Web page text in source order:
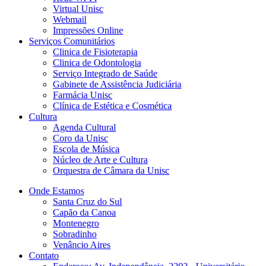
Virtual Unisc
Webmail
Impressões Online
Serviços Comunitários
Clinica de Fisioterapia
Clinica de Odontologia
Serviço Integrado de Saúde
Gabinete de Assistência Judiciária
Farmácia Unisc
Clínica de Estética e Cosmética
Cultura
Agenda Cultural
Coro da Unisc
Escola de Música
Núcleo de Arte e Cultura
Orquestra de Câmara da Unisc
Onde Estamos
Santa Cruz do Sul
Capão da Canoa
Montenegro
Sobradinho
Venâncio Aires
Contato